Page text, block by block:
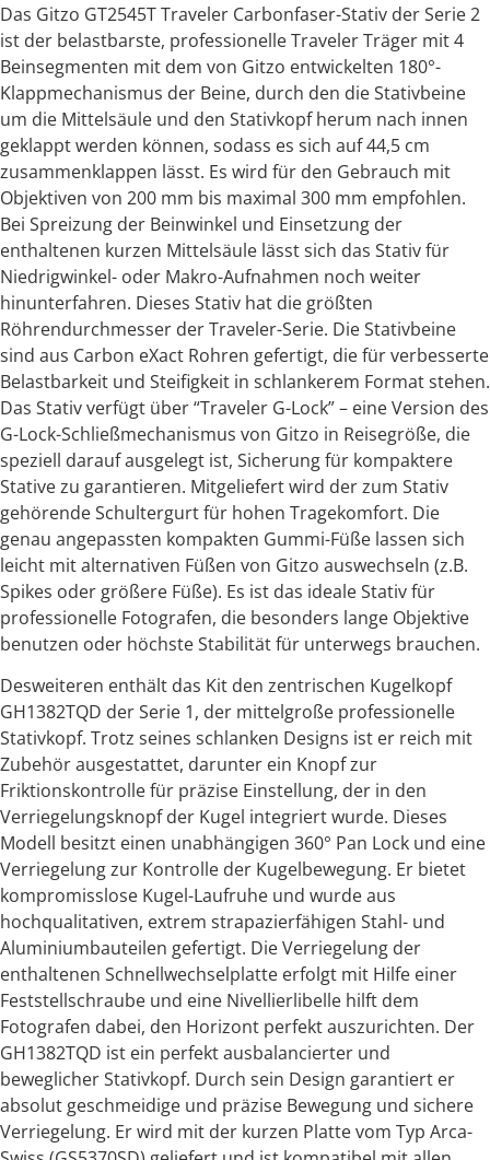
Das Gitzo GT2545T Traveler Carbonfaser-Stativ der Serie 2
ist der belastbarste, professionelle Traveler Träger mit 4
Beinsegmenten mit dem von Gitzo entwickelten 180°-
Klappmechanismus der Beine, durch den die Stativbeine
um die Mittelsäule und den Stativkopf herum nach innen
geklappt werden können, sodass es sich auf 44,5 cm
zusammenklappen lässt. Es wird für den Gebrauch mit
Objektiven von 200 mm bis maximal 300 mm empfohlen.
Bei Spreizung der Beinwinkel und Einsetzung der
enthaltenen kurzen Mittelsäule lässt sich das Stativ für
Niedrigwinkel- oder Makro-Aufnahmen noch weiter
hinunterfahren. Dieses Stativ hat die größten
Röhrendurchmesser der Traveler-Serie. Die Stativbeine
sind aus Carbon eXact Rohren gefertigt, die für verbesserte
Belastbarkeit und Steifigkeit in schlankerem Format stehen.
Das Stativ verfügt über “Traveler G-Lock” – eine Version des
G-Lock-Schließmechanismus von Gitzo in Reisegröße, die
speziell darauf ausgelegt ist, Sicherung für kompaktere
Stative zu garantieren. Mitgeliefert wird der zum Stativ
gehörende Schultergurt für hohen Tragekomfort. Die
genau angepassten kompakten Gummi-Füße lassen sich
leicht mit alternativen Füßen von Gitzo auswechseln (z.B.
Spikes oder größere Füße). Es ist das ideale Stativ für
professionelle Fotografen, die besonders lange Objektive
benutzen oder höchste Stabilität für unterwegs brauchen.
Desweiteren enthält das Kit den zentrischen Kugelkopf
GH1382TQD der Serie 1, der mittelgroße professionelle
Stativkopf. Trotz seines schlanken Designs ist er reich mit
Zubehör ausgestattet, darunter ein Knopf zur
Friktionskontrolle für präzise Einstellung, der in den
Verriegelungsknopf der Kugel integriert wurde. Dieses
Modell besitzt einen unabhängigen 360° Pan Lock und eine
Verriegelung zur Kontrolle der Kugelbewegung. Er bietet
kompromisslose Kugel-Laufruhe und wurde aus
hochqualitativen, extrem strapazierfähigen Stahl- und
Aluminiumbauteilen gefertigt. Die Verriegelung der
enthaltenen Schnellwechselplatte erfolgt mit Hilfe einer
Feststellschraube und eine Nivellierlibelle hilft dem
Fotografen dabei, den Horizont perfekt auszurichten. Der
GH1382TQD ist ein perfekt ausbalancierter und
beweglicher Stativkopf. Durch sein Design garantiert er
absolut geschmeidige und präzise Bewegung und sichere
Verriegelung. Er wird mit der kurzen Platte vom Typ Arca-